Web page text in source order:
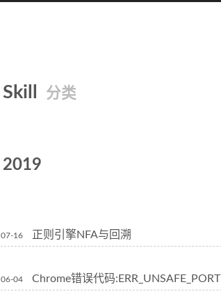
Skill 分类
2019
07-16 正则引擎NFA与回溯
06-04 Chrome错误代码:ERR_UNSAFE_PORT